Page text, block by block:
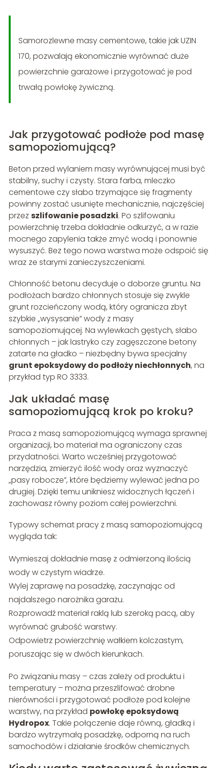
Samorozlewne masy cementowe, takie jak UZIN
170, pozwalają ekonomicznie wyrównać duże
powierzchnie garażowe i przygotować je pod
trwałą powłokę żywiczną.
Jak przygotować podłoże pod masę
samopoziomującą?
Beton przed wylaniem masy wyrównującej musi być
stabilny, suchy i czysty. Stara farba, mleczko
cementowe czy słabo trzymające się fragmenty
powinny zostać usunięte mechanicznie, najczęściej
przez szlifowanie posadzki. Po szlifowaniu
powierzchnię trzeba dokładnie odkurzyć, a w razie
mocnego zapylenia także zmyć wodą i ponownie
wysuszyć. Bez tego nowa warstwa może odspoić się
wraz ze starymi zanieczyszczeniami.
Chłonność betonu decyduje o doborze gruntu. Na
podłożach bardzo chłonnych stosuje się zwykle
grunt rozcieńczony wodą, który ogranicza zbyt
szybkie „wysysanie” wody z masy
samopoziomującej. Na wylewkach gęstych, słabo
chłonnych – jak lastryko czy zagęszczone betony
zatarte na gładko – niezbędny bywa specjalny
grunt epoksydowy do podłoży niechłonnych, na
przykład typ RO 3333.
Jak układać masę
samopoziomującą krok po kroku?
Praca z masą samopoziomującą wymaga sprawnej
organizacji, bo materiał ma ograniczony czas
przydatności. Warto wcześniej przygotować
narzędzia, zmierzyć ilość wody oraz wyznaczyć
„pasy robocze”, które będziemy wylewać jedna po
drugiej. Dzięki temu unikniesz widocznych łączeń i
zachowasz równy poziom całej powierzchni.
Typowy schemat pracy z masą samopoziomującą
wygląda tak:
Wymieszaj dokładnie masę z odmierzoną ilością
wody w czystym wiadrze.
Wylej zaprawę na posadzkę, zaczynając od
najdalszego narożnika garażu.
Rozprowadź materiał raklą lub szeroką pacą, aby
wyrównać grubość warstwy.
Odpowietrz powierzchnię wałkiem kolczastym,
poruszając się w dwóch kierunkach.
Po związaniu masy – czas zależy od produktu i
temperatury – można przeszlifować drobne
nierówności i przygotować podłoże pod kolejne
warstwy, na przykład powłokę epoksydową
Hydropox. Takie połączenie daje równą, gładką i
bardzo wytrzymałą posadzkę, odporną na ruch
samochodów i działanie środków chemicznych.